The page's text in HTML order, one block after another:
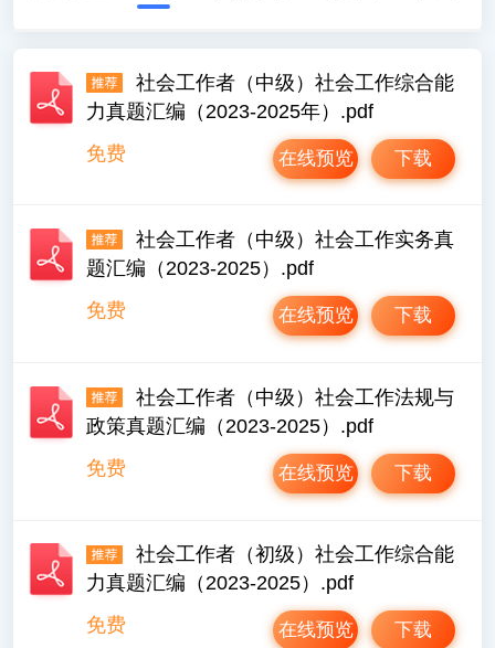
社会工作者（中级）社会工作综合能
力真题汇编（2023-2025年）.pdf
免费
下载
在线预览
社会工作者（中级）社会工作实务真
题汇编（2023-2025）.pdf
免费
下载
在线预览
社会工作者（中级）社会工作法规与
政策真题汇编（2023-2025）.pdf
免费
下载
在线预览
社会工作者（初级）社会工作综合能
力真题汇编（2023-2025）.pdf
免费
下载
在线预览